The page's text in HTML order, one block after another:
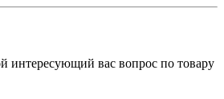
интересующий вас вопрос по товару